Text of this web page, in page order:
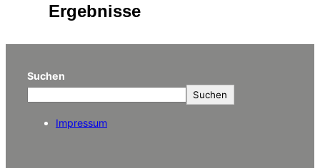
Ergebnisse
Suchen
Suchen
Impressum